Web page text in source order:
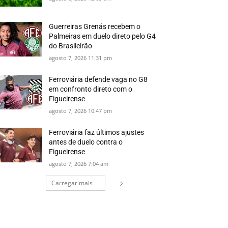
Guerreiras Grenás recebem o
Palmeiras em duelo direto pelo G4
do Brasileirão
agosto 7, 2026 11:31 pm
Ferroviária defende vaga no G8
em confronto direto com o
Figueirense
agosto 7, 2026 10:47 pm
Ferroviária faz últimos ajustes
antes de duelo contra o
Figueirense
agosto 7, 2026 7:04 am
Carregar mais